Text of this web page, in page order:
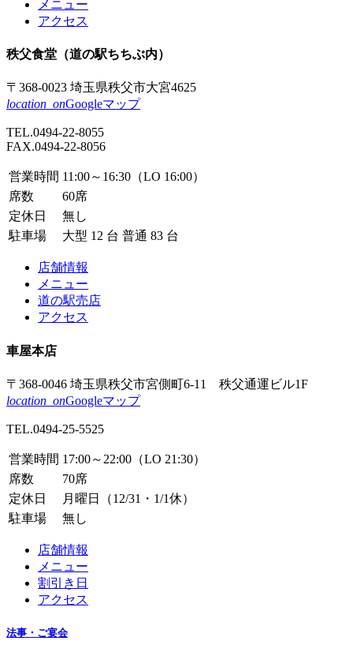
メニュー
アクセス
秩父食堂 （道の駅ちちぶ内）
〒368-0023 埼玉県秩父市大宮4625
location_onGoogleマップ
TEL.0494-22-8055
FAX.0494-22-8056
営業時間 11:00～16:30（LO 16:00）
席数
60席
定休日
無し
駐車場
大型 12 台 普通 83 台
店舗情報
メニュー
道の駅売店
アクセス
車屋本店
〒368-0046 埼玉県秩父市宮側町6-11 秩父通運ビル1F
location_onGoogleマップ
TEL.0494-25-5525
営業時間 17:00～22:00（LO 21:30）
席数
70席
定休日
月曜日（12/31・1/1休）
駐車場
無し
店舗情報
メニュー
割引き日
アクセス
法事・ご宴会